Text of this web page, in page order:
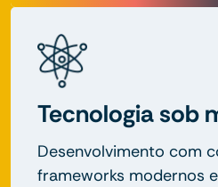
Tecnologia sob
Desenvolvimento com
frameworks modernos